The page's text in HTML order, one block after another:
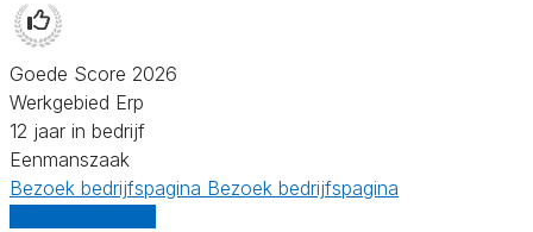
Goede Score 2026
Werkgebied Erp
12 jaar in bedrijf
Eenmanszaak
Bezoek bedrijfspagina Bezoek bedrijfspagina